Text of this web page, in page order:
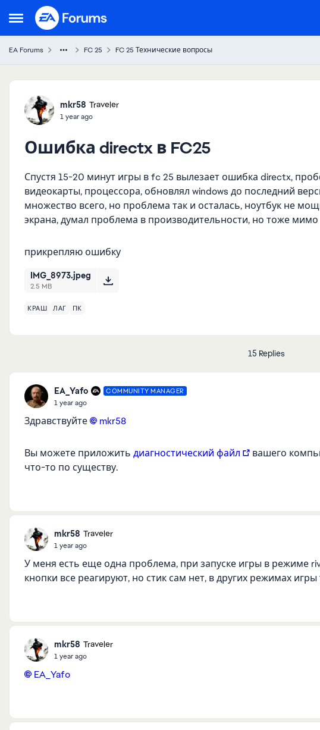
Open Side Menu
Skip to content
EA Forums FC 25 FC 25 Технические вопросы
Forum Discussion
mkr58 Traveler
1 year ago
Ошибка directx в FC25
Спустя 15-20 минут игры в fc 25 вылезает ошибка directx,
видеокарты, процессора, обновлял windows до последний
множество всего, но проблема так и осталась, ноутбук не
экрана, думал проблема в производительности, но тоже мимо
прикрепляю ошибку
IMG_8973.jpeg
2.5 MB
КРАШ ЛАГ ПК
15 Replies
EA_Yafo COMMUNITY MANAGER
1 year ago
Здравствуйте mkr58​
Вы можете приложить диагностический файл
вашего
что-то по существу.
mkr58 Traveler
1 year ago
У меня есть еще одна проблема, при запуске игры в режиме
кнопки все реагируют, но стик сам нет, в других режимах
mkr58 Traveler
1 year ago
EA_Yafo​